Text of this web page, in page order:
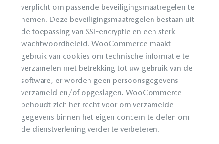
verplicht om passende beveiligingsmaatregelen te
nemen. Deze beveiligingsmaatregelen bestaan uit
de toepassing van SSL-encryptie en een sterk
wachtwoordbeleid. WooCommerce maakt
gebruik van cookies om technische informatie te
verzamelen met betrekking tot uw gebruik van de
software, er worden geen persoonsgegevens
verzameld en/of opgeslagen. WooCommerce
behoudt zich het recht voor om verzamelde
gegevens binnen het eigen concern te delen om
de dienstverlening verder te verbeteren.